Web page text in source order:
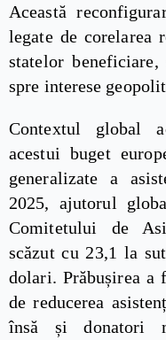
Această
legate de corelarea
statelor
spre interese
Contextul global
acestui buget
generalizate a
2025, ajutorul
Comitetului de
scăzut cu 23,1 la
dolari. Prăbușirea a
de reducerea
însă și donatori